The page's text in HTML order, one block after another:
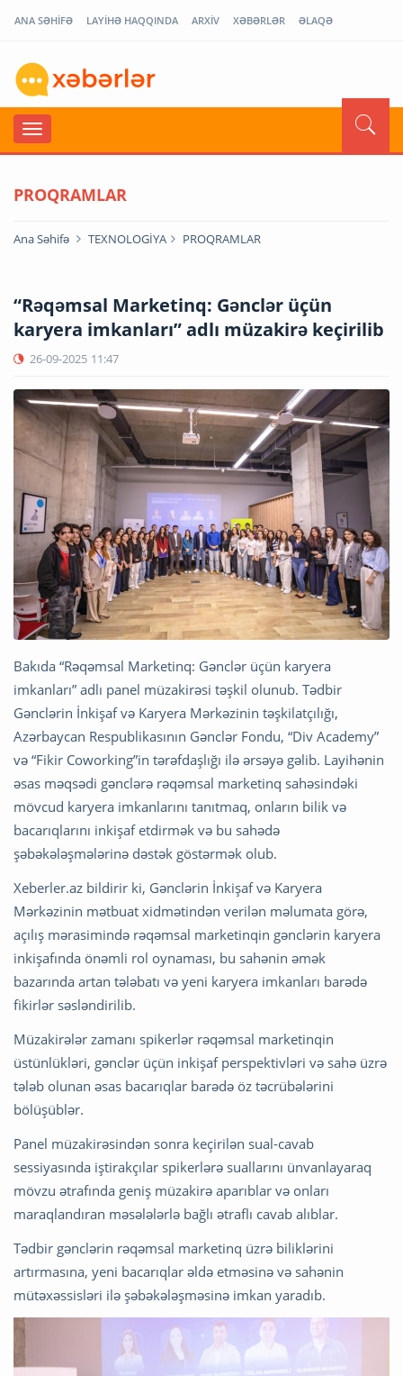
ANA SƏHİFƏ LAYİHƏ HAQQINDA ARXİV XƏBƏRLƏR ƏLAQƏ
PROQRAMLAR
Ana Səhifə TEXNOLOGİYA PROQRAMLAR
“Rəqəmsal Marketinq: Gənclər üçün
karyera imkanları” adlı müzakirə keçirilib
26-09-2025 11:47
Bakıda “Rəqəmsal Marketinq: Gənclər üçün karyera
imkanları” adlı panel müzakirəsi təşkil olunub. Tədbir
Gənclərin İnkişaf və Karyera Mərkəzinin təşkilatçılığı,
Azərbaycan Respublikasının Gənclər Fondu, “Div Academy”
və “Fikir Coworking”in tərəfdaşlığı ilə ərsəyə gəlib. Layihənin
əsas məqsədi gənclərə rəqəmsal marketinq sahəsindəki
mövcud karyera imkanlarını tanıtmaq, onların bilik və
bacarıqlarını inkişaf etdirmək və bu sahədə
şəbəkələşmələrinə dəstək göstərmək olub.
Xeberler.az bildirir ki, Gənclərin İnkişaf və Karyera
Mərkəzinin mətbuat xidmətindən verilən məlumata görə,
açılış mərasimində rəqəmsal marketinqin gənclərin karyera
inkişafında önəmli rol oynaması, bu sahənin əmək
bazarında artan tələbatı və yeni karyera imkanları barədə
fikirlər səsləndirilib.
Müzakirələr zamanı spikerlər rəqəmsal marketinqin
üstünlükləri, gənclər üçün inkişaf perspektivləri və sahə üzrə
tələb olunan əsas bacarıqlar barədə öz təcrübələrini
bölüşüblər.
Panel müzakirəsindən sonra keçirilən sual-cavab
sessiyasında iştirakçılar spikerlərə suallarını ünvanlayaraq
mövzu ətrafında geniş müzakirə aparıblar və onları
maraqlandıran məsələlərlə bağlı ətraflı cavab alıblar.
Tədbir gənclərin rəqəmsal marketinq üzrə biliklərini
artırmasına, yeni bacarıqlar əldə etməsinə və sahənin
mütəxəssisləri ilə şəbəkələşməsinə imkan yaradıb.